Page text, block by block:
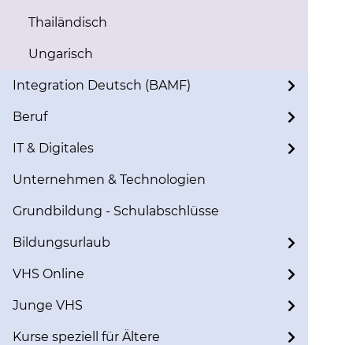
Thailändisch
Ungarisch
Integration Deutsch (BAMF)
Beruf
IT & Digitales
Unternehmen & Technologien
Grundbildung - Schulabschlüsse
Bildungsurlaub
VHS Online
Junge VHS
Kurse speziell für Ältere